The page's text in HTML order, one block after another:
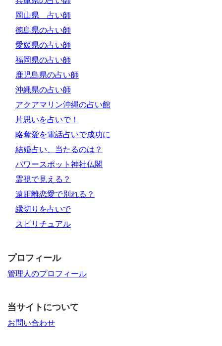
岡山県 占い師
徳島県の占い師
愛媛県の占い師
福岡県の占い師
鹿児島県の占い師
沖縄県の占い師
アクアマリン沖縄の占い館
片思いを占いで！
略奪愛を電話占いで成功に
結婚占い、当たるのは？
パワースポット神社仏閣
霊視で見える？
遠距離恋愛で別れる？
縁切りを占いで
スピリチュアル
プロフィール
管理人のプロフィール
当サイトについて
お問い合わせ